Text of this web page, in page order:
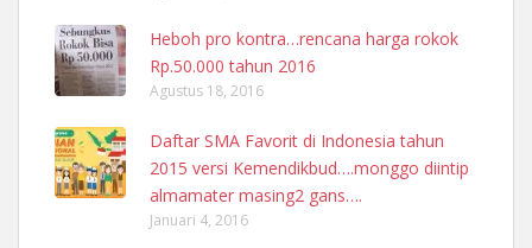
Heboh pro kontra…rencana harga rokok
Rp.50.000 tahun 2016
Agustus 18, 2016
Daftar SMA Favorit di Indonesia tahun
2015 versi Kemendikbud….monggo diintip
almamater masing2 gans….
Januari 4, 2016